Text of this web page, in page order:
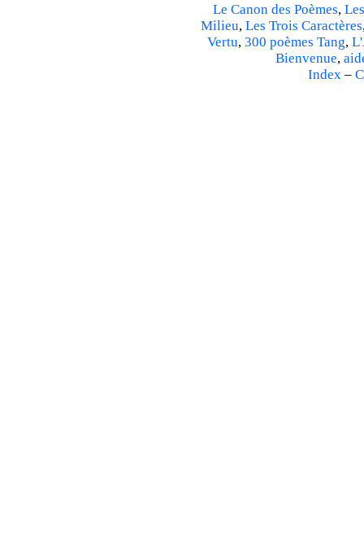
Le Canon des Poèmes,
Milieu, Les Trois Caractères
Vertu, 300 poèmes Tang,
Bienvenue,
Index–